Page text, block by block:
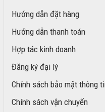
Hướng dẫn đặt hàng
Hướng dẫn thanh toán
Hợp tác kinh doanh
Đăng ký đại lý
Chính sách bảo mật thông
Chính sách vận chuyển